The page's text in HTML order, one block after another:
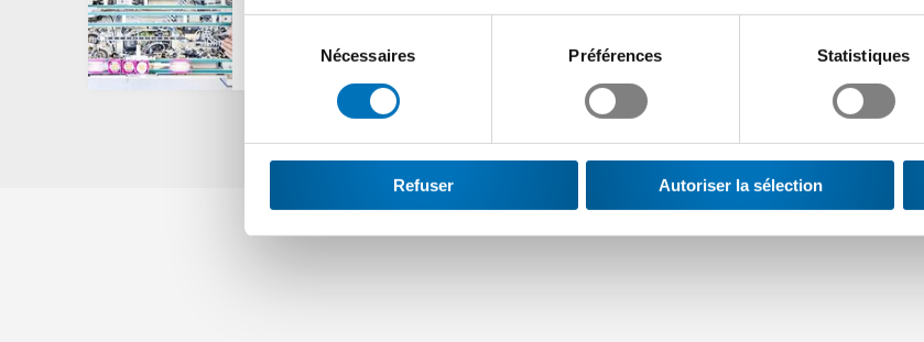
Nécessaires Préférences Statistiques
Refuser Autoriser la sélection
Politique